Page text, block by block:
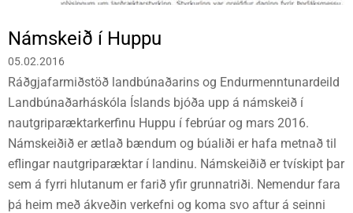
Námskeið í Huppu
05.02.2016
Ráðgjafarmiðstöð landbúnaðarins og Endurmenntunardeild
Landbúnaðarháskóla Íslands bjóða upp á námskeið í
nautgriparæktarkerfinu Huppu í febrúar og mars 2016.
Námskeiðið er ætlað bændum og búaliði er hafa metnað til
eflingar nautgriparæktar í landinu. Námskeiðið er tvískipt þar
sem á fyrri hlutanum er farið yfir grunnatriði. Nemendur fara
þá heim með ákveðin verkefni og koma svo aftur á seinni